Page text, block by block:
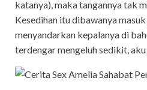
katanya), maka tangannya tak
Kesedihan itu dibawanya
menyandarkan kepalanya di
terdengar mengeluh sedikit,